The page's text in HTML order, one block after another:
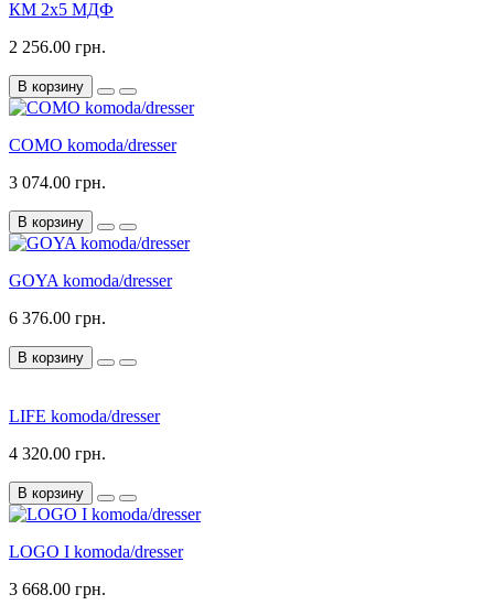
КМ 2х5 МДФ
2 256.00 грн.
В корзину
COMO komoda/dresser
3 074.00 грн.
В корзину
GOYA komoda/dresser
6 376.00 грн.
В корзину
LIFE komoda/dresser
4 320.00 грн.
В корзину
LOGO I komoda/dresser
3 668.00 грн.